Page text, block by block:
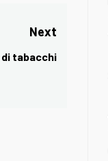
Next
Next
tabacchi